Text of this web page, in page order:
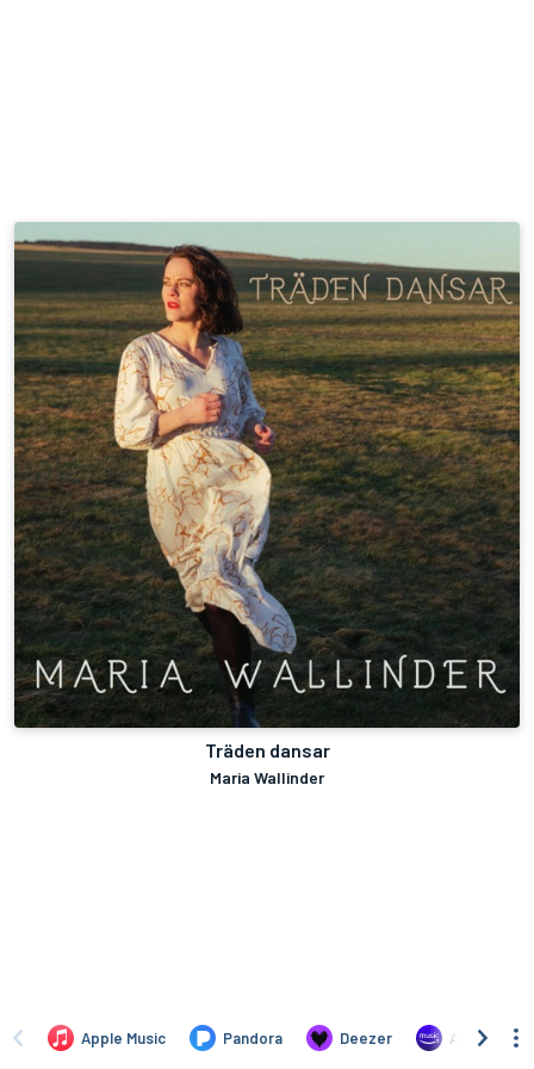
Träden dansar
Maria Wallinder
Apple Music Pandora Deezer Amazon